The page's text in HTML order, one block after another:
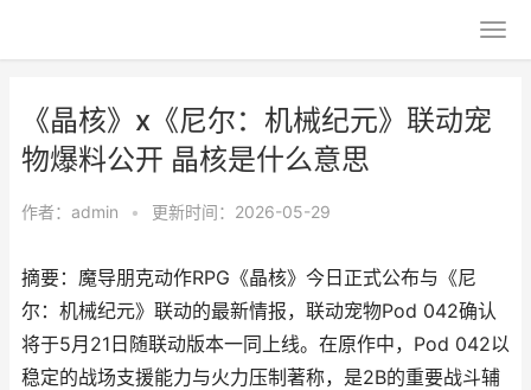
《晶核》x《尼尔：机械纪元》联动宠
物爆料公开 晶核是什么意思
作者： admin • 更新时间：2026-05-29
摘要：魔导朋克动作RPG《晶核》今日正式公布与《尼
尔：机械纪元》联动的最新情报，联动宠物Pod 042确认
将于5月21日随联动版本一同上线。在原作中，Pod 042以
稳定的战场支援能力与火力压制著称，是2B的重要战斗辅